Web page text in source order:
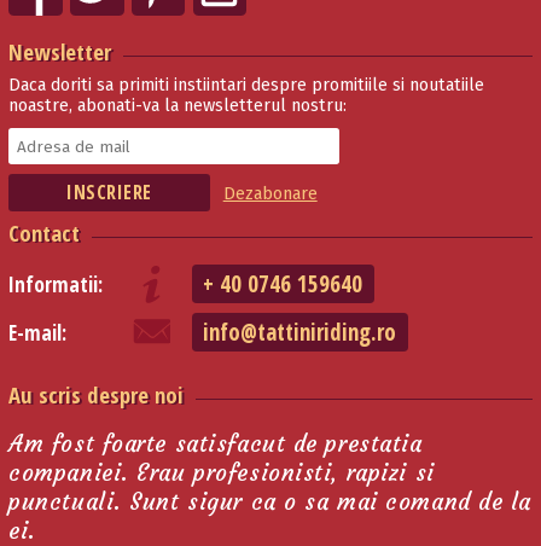
Newsletter
Daca doriti sa primiti instiintari despre promitiile si noutatiile
noastre, abonati-va la newsletterul nostru:
Dezabonare
Contact
Informatii: + 40 0746 159640
E-mail: info@tattiniriding.ro
Au scris despre noi
Am fost foarte satisfacut de prestatia
companiei. Erau profesionisti, rapizi si
punctuali. Sunt sigur ca o sa mai comand de la
ei.